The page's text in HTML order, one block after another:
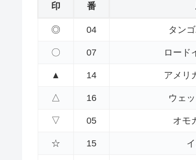
印 番
◎ 04 タン
〇 07 ロード
▲ 14 アメリ
△ 16 ウェ
▽ 05 オモ
☆ 15